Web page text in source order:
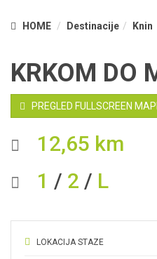
HOME Destinacije Knin
KRKOM DO
PREGLED FULLSCREEN
12,65 km
1 / 2 / L
LOKACIJA STAZE